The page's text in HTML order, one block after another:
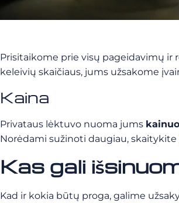
Prisitaikome prie visų pageidavimų ir
keleivių skaičiaus, jums užsakome
Kaina
Privataus lėktuvo nuoma jums
Norėdami sužinoti daugiau, skaitykite
Kas gali
Kad ir kokia būtų proga, galime